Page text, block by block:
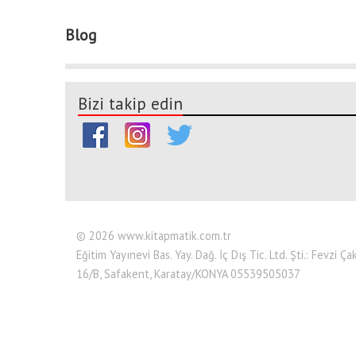
Blog
Bizi takip edin
© 2026 www.kitapmatik.com.tr
Eğitim Yayınevi Bas. Yay. Dağ. İç Dış Tic. Ltd. Şti.: Fevzi
16/B, Safakent, Karatay/KONYA 05539505037